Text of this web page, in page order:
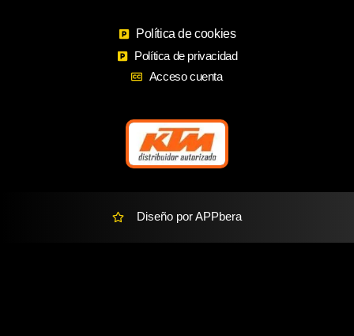
o
o
k
g
r
a
m
a
r
k
e
a
Política de cookies
Política de privacidad
Acceso cuenta
Diseño por APPbera